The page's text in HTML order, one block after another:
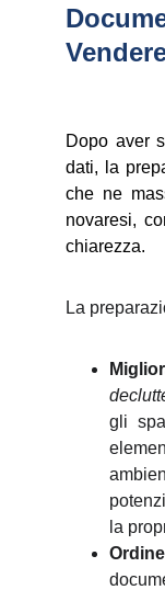
Dopo aver
dati, la
che ne
novaresi,
chiarezza.
La
gli
la